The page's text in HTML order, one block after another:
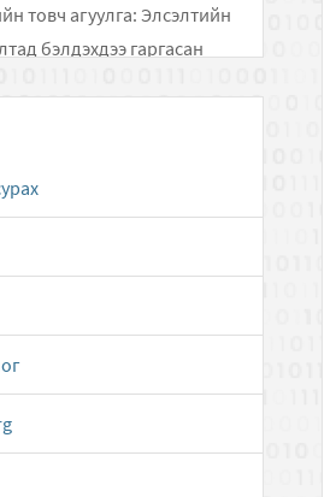
товч агуулга: Элсэлтийн
бэлдэхдээ гаргасан
Keyboard Layouts
толь бичгийн програмын
бичлэгтАлмас:Татаж
толь бичгийн програмын